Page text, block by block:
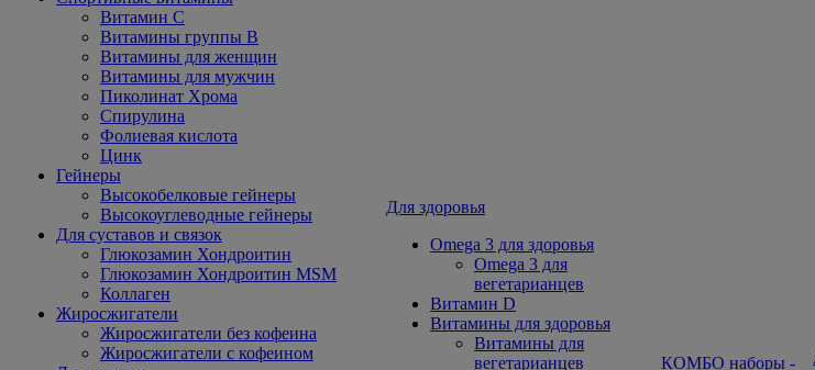
Витамин С
Витамины группы В
Витамины для женщин
Витамины для мужчин
Пиколинат Хрома
Спирулина
Фолиевая кислота
Цинк
Гейнеры
Высокобелковые гейнеры
Высокоуглеводные гейнеры
Для суставов и связок
Глюкозамин Хондроитин
Глюкозамин Хондроитин MSM
Коллаген
Жиросжигатели
Жиросжигатели без кофеина
Жиросжигатели с кофеином
Для здоровья
Omega 3 для здоровья
Omega 3 для
вегетарианцев
Витамин D
Витамины для здоровья
Витамины для
вегетарианцев
КОМБО наборы -